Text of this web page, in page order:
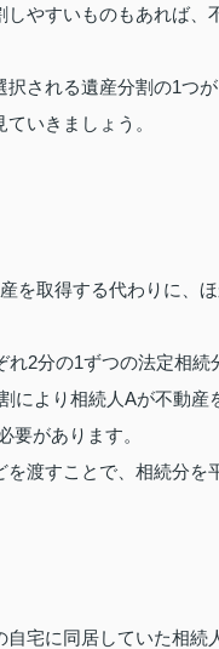
やすいものもあれば、
される遺産分割の1つが
いきましょう。
を取得する代わりに、
2分の1ずつの法定相続
により相続人Aが不動
要があります。
渡すことで、相続分を
宅に同居していた相続